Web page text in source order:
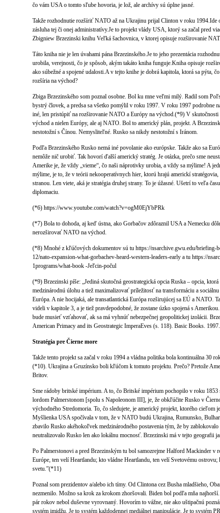
čo vám USA o tomto sľube hovoria, je lož, ale archívy sú úplne jasné.
Takže rozhodnutie rozšíriť NATO až na Ukrajinu prijal Clinton v roku
zásluha tej či onej administratívy.Je to projekt vlády USA, ktorý sa začal pred
Zbigniew Brzezinski knihu Veľká šachovnica, v ktorej opisuje rozširovanie
Táto kniha nie je len úvahami pána Brzezinského.Je to jeho prezentácia
urobila, verejnosti, čo je spôsob, akým takáto kniha funguje.Kniha opisuje
ako súbežné a spojené udalosti.A v tejto knihe je dobrá kapitola, ktorá sa pýta,
rozšíria na východ?
Zbiga Brzezinského som poznal osobne. Bol ku mne veľmi milý. Radil som
bystrý človek, a predsa sa všetko pomýlil v roku 1997. V roku 1997 podrobne
iné, len pristúpiť na rozširovanie NATO a Európy na východ.(*9) V
východ a nielen Európy, ale aj NATO. Bol to americký plán, projekt. A
nestotožní s Čínou. Nemysliteľné. Rusko sa nikdy nestotožní s Iránom.
Podľa Brzezinského Rusko nemá iné povolanie ako európske. Takže ako sa
nemôže nič urobiť. Tak hovorí ďalší americký stratég. Je otázka, prečo sme
Amerike je, že vždy „vieme“, čo naši náprotivky urobia, a vždy sa mýlime! A
mýlime, je to, že v teórii nekooperatívnych hier, ktorú hrajú americkí
stranou. Len viete, aká je stratégia druhej strany. To je úžasné. Ušetrí to veľa
diplomaciu.
(*6) https://www.youtube.com/watch?v=ogM0EjYbPRk
(*7) Bola to dohoda, aj keď ústna, ako Gorbačov zdôraznil USA a Nemecku
nerozširovať NATO na východ.
(*8) Mnohé z kľúčových dokumentov sú tu https://nsarchive.gwu.edu/briefing-
12/nato-expansion-what-gorbachev-heard-western-leaders-early a tu https://
1programs/what-book -Jeľcin-počul
(*9) Brzezinski píše: „Jediná skutočná geostrategická opcia Ruska – opcia,
medzinárodnú úlohu a tiež maximalizovať príležitosť na transformáciu a sociálnu
Európa. A nie hocijaká, ale transatlantická Európa rozširujúcej sa EÚ a NATO.
videli v kapitole 3, a je tiež pravdepodobné, že zostane úzko spojená s
bude musieť vzťahovať, ak sa má vyhnúť nebezpečnej geopolitickej izolácii.
American Primacy and its Geostrategic ImperaEves (s. 118). Basic Books. 1997.
Stratégia pre Čierne more
Takže tento projekt sa začal v roku 1994 a vládna politika bola kontinuálna 30
(*10). Ukrajina a Gruzínsko boli kľúčom k tomuto projektu. Prečo? Pretože
Britov.
Sme rádoby britské impérium. A to, čo Britské impérium pochopilo v roku 1853
lordom Palmerstonom [spolu s Napoleonom III], je, že obkľúčite Rusko v
východného Stredomoria. To, čo sledujete, je americký projekt, ktorého cieľom
Myšlienka USA spočívala v tom, že v NATO budú Ukrajina, Rumunsko,
zbavilo Rusko akéhokoľvek medzinárodného postavenia tým, že by
neutralizovalo Rusko len ako lokálnu mocnosť. Brzezinski má v tejto geografii
Po Palmerstonovi a pred Brzezinským tu bol samozrejme Halford Mackinder v
Európe, ten velí Heartlandu; kto vládne Heartlandu, ten velí Svetovému
svetu.”(*11)
Poznal som prezidentov a/alebo ich tímy. Od Clintona cez Busha mladšieho,
nezmenilo. Možno sa krok za krokom zhoršovali. Biden bol podľa mňa
pár rokov nebol duševne vyrovnaný. Hovorím to vážne, nie ako uštipačnú
systém imidžu. Je to systém každodennej mediálnej manipulácie. Je to systém